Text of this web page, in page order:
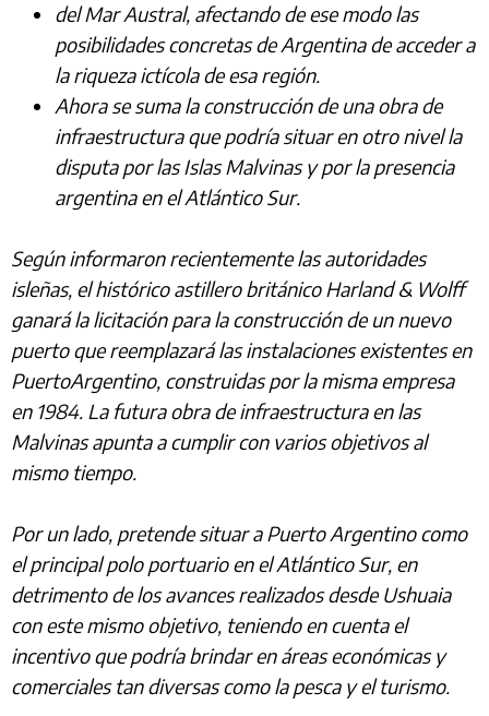
del Mar Austral, afectando de ese modo las
posibilidades concretas de Argentina de acceder a
la riqueza ictícola de esa región.
Ahora se suma la construcción de una obra de
infraestructura que podría situar en otro nivel la
disputa por las Islas Malvinas y por la presencia
argentina en el Atlántico Sur.
Según informaron recientemente las autoridades
isleñas, el histórico astillero británico Harland & Wolff
ganará la licitación para la construcción de un nuevo
puerto que reemplazará las instalaciones existentes en
PuertoArgentino, construidas por la misma empresa
en 1984. La futura obra de infraestructura en las
Malvinas apunta a cumplir con varios objetivos al
mismo tiempo.
Por un lado, pretende situar a Puerto Argentino como
el principal polo portuario en el Atlántico Sur, en
detrimento de los avances realizados desde Ushuaia
con este mismo objetivo, teniendo en cuenta el
incentivo que podría brindar en áreas económicas y
comerciales tan diversas como la pesca y el turismo.